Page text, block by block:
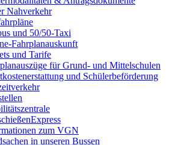
Nahverkehr
und 50/50-Taxi
Fahrplanauskunft
und Tarife
für Grund- und Mittelschulen
und Schülerbeförderung
zum VGN
in unseren Bussen